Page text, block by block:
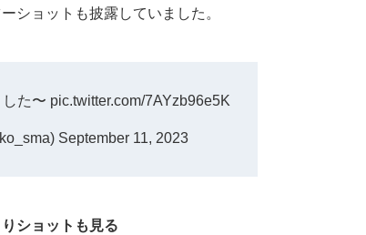
ショットも披露していました。
た〜 pic.twitter.com/7AYzb96e5K
September 11, 2023
ショットも見る